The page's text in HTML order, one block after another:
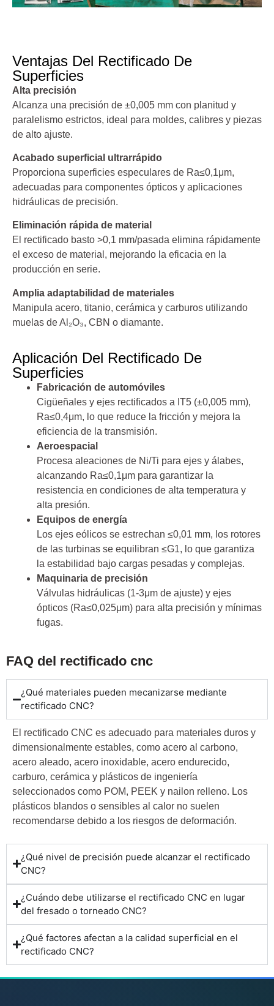
Ventajas Del Rectificado De
Superficies
Alta precisión
Alcanza una precisión de ±0,005 mm con planitud y
paralelismo estrictos, ideal para moldes, calibres y piezas
de alto ajuste.
Acabado superficial ultrarrápido
Proporciona superficies especulares de Ra≤0,1μm,
adecuadas para componentes ópticos y aplicaciones
hidráulicas de precisión.
Eliminación rápida de material
El rectificado basto >0,1 mm/pasada elimina rápidamente
el exceso de material, mejorando la eficacia en la
producción en serie.
Amplia adaptabilidad de materiales
Manipula acero, titanio, cerámica y carburos utilizando
muelas de Al₂O₃, CBN o diamante.
Aplicación Del Rectificado De
Superficies
Fabricación de automóviles
Cigüeñales y ejes rectificados a IT5 (±0,005 mm),
Ra≤0,4μm, lo que reduce la fricción y mejora la
eficiencia de la transmisión.
Aeroespacial
Procesa aleaciones de Ni/Ti para ejes y álabes,
alcanzando Ra≤0,1μm para garantizar la
resistencia en condiciones de alta temperatura y
alta presión.
Equipos de energía
Los ejes eólicos se estrechan ≤0,01 mm, los rotores
de las turbinas se equilibran ≤G1, lo que garantiza
la estabilidad bajo cargas pesadas y complejas.
Maquinaria de precisión
Válvulas hidráulicas (1-3μm de ajuste) y ejes
ópticos (Ra≤0,025μm) para alta precisión y mínimas
fugas.
FAQ del rectificado cnc
¿Qué materiales pueden mecanizarse mediante
rectificado CNC?
El rectificado CNC es adecuado para materiales duros y
dimensionalmente estables, como acero al carbono,
acero aleado, acero inoxidable, acero endurecido,
carburo, cerámica y plásticos de ingeniería
seleccionados como POM, PEEK y nailon relleno. Los
plásticos blandos o sensibles al calor no suelen
recomendarse debido a los riesgos de deformación.
¿Qué nivel de precisión puede alcanzar el rectificado
CNC?
¿Cuándo debe utilizarse el rectificado CNC en lugar
del fresado o torneado CNC?
¿Qué factores afectan a la calidad superficial en el
rectificado CNC?